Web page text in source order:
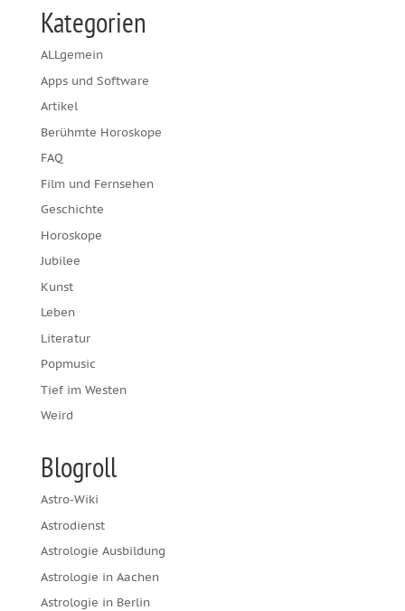
Kategorien
ALLgemein
Apps und Software
Artikel
Berühmte Horoskope
FAQ
Film und Fernsehen
Geschichte
Horoskope
Jubilee
Kunst
Leben
Literatur
Popmusic
Tief im Westen
Weird
Blogroll
Astro-Wiki
Astrodienst
Astrologie Ausbildung
Astrologie in Aachen
Astrologie in Berlin